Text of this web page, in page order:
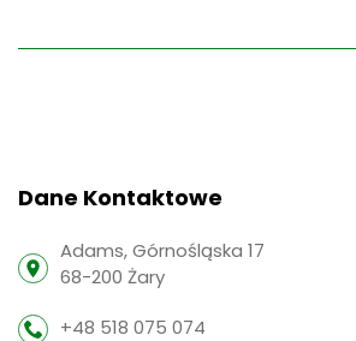
Dane Kontaktowe
Adams, Górnośląska 17
68-200 Żary
+48 518 075 074